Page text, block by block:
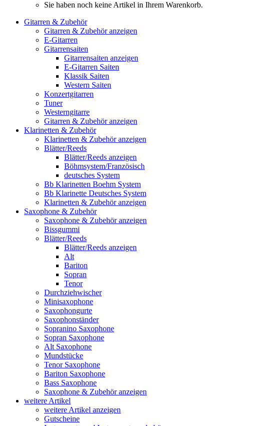
Sie haben noch keine Artikel in Ihrem Warenkorb.
Gitarren & Zubehör
Gitarren & Zubehör anzeigen
E-Gitarren
Gitarrensaiten
Gitarrensaiten anzeigen
E-Gitarren Saiten
Klassik Saiten
Western Saiten
Konzertgitarren
Tuner
Westerngitarre
Gitarren & Zubehör anzeigen
Klarinetten & Zubehör
Klarinetten & Zubehör anzeigen
Blätter/Reeds
Blätter/Reeds anzeigen
Böhmsystem/Französisch
deutsches System
Bb Klarinetten Boehm System
Bb Klarinette Deutsches System
Klarinetten & Zubehör anzeigen
Saxophone & Zubehör
Saxophone & Zubehör anzeigen
Bissgummi
Blätter/Reeds
Blätter/Reeds anzeigen
Alt
Bariton
Sopran
Tenor
Durchziehwischer
Minisaxophone
Saxophongurte
Saxophonständer
Sopranino Saxophone
Sopran Saxophone
Alt Saxophone
Mundstücke
Tenor Saxophone
Bariton Saxophone
Bass Saxophone
Saxophone & Zubehör anzeigen
weitere Artikel
weitere Artikel anzeigen
Gutscheine